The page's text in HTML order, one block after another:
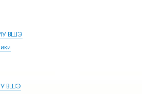
ВШЭ
ВШЭ